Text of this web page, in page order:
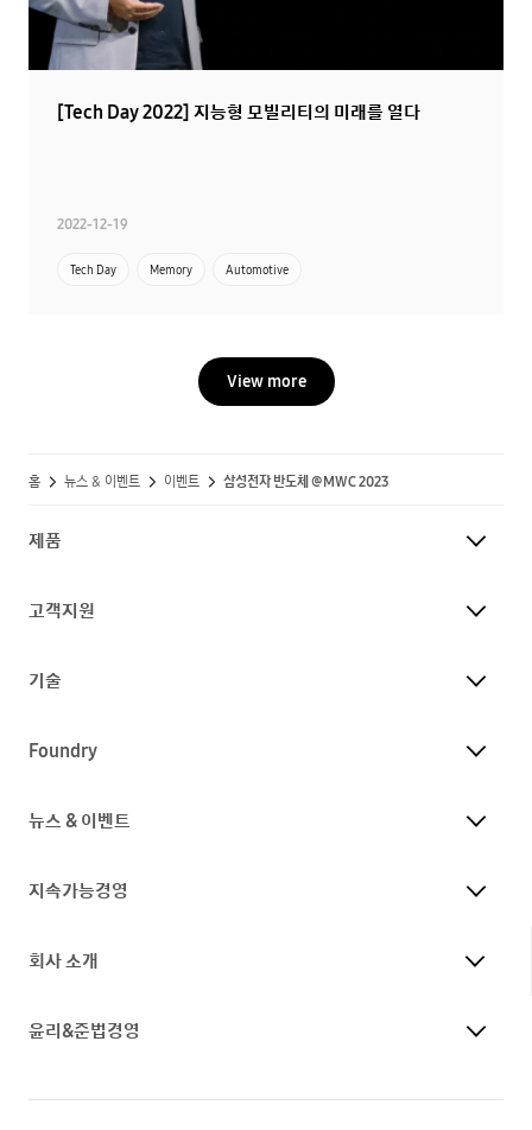
[Tech Day 2022] 지능형 모빌리티의 미래를 열다
2022-12-19
Tech Day Memory Automotive
View more
홈 뉴스 & 이벤트 이벤트 삼성전자 반도체 @MWC 2023
제품
고객지원
기술
Foundry
뉴스 & 이벤트
지속가능경영
회사 소개
윤리&준법경영